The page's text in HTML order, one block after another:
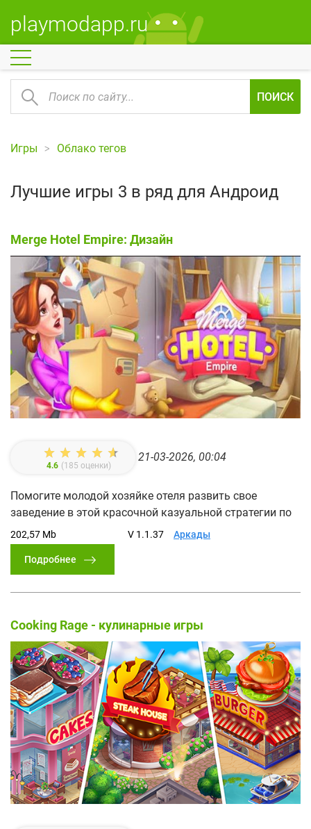
playmodapp.ru
ПОИСК
Игры Облако тегов
Лучшие игры 3 в ряд для Андроид
Merge Hotel Empire: Дизайн
4.6 (185 оценки)
21-03-2026, 00:04
Помогите молодой хозяйке отеля развить свое
заведение в этой красочной казуальной стратегии по
202,57 Mb V 1.1.37 Аркады
Подробнее
Cooking Rage - кулинарные игры